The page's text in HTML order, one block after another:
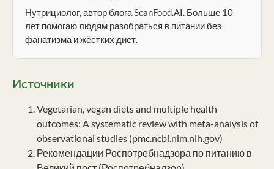
Нутрициолог, автор блога ScanFood.AI. Больше 10
лет помогаю людям разобраться в питании без
фанатизма и жёстких диет.
Источники
Vegetarian, vegan diets and multiple health
outcomes: A systematic review with meta-analysis of
observational studies (pmc.ncbi.nlm.nih.gov)
Рекомендации Роспотребнадзора по питанию в